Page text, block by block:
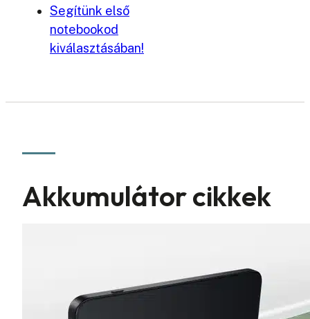
Segítünk első
notebookod
kiválasztásában!
Akkumulátor cikkek